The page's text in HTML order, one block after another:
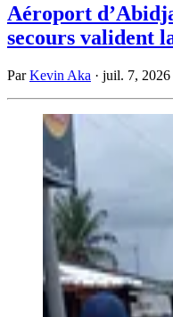
Aéroport
secours valident
ParKevin Aka · juil. 7, 2026